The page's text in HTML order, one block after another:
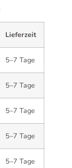
Lieferzeit
5–7 Tage
5–7 Tage
5–7 Tage
5–7 Tage
5–7 Tage